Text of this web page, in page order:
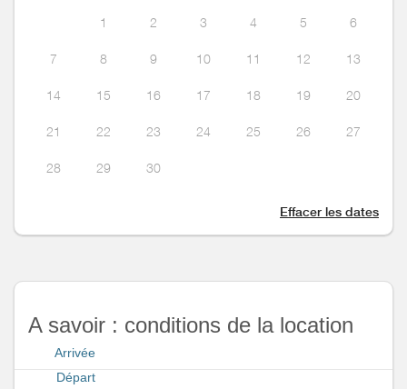
1 2 3 4 5 6
7 8 9 10 11 12 13
14 15 16 17 18 19 20
21 22 23 24 25 26 27
28 29 30
Effacer les dates
A savoir : conditions de la location
Arrivée
Départ